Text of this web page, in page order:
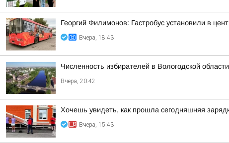
Георгий Филимонов: Гастробус установили в
Вчера, 18:43
Численность избирателей в Вологодской
Вчера, 20:42
Хочешь увидеть, как прошла сегодняшняя
Вчера, 15:43